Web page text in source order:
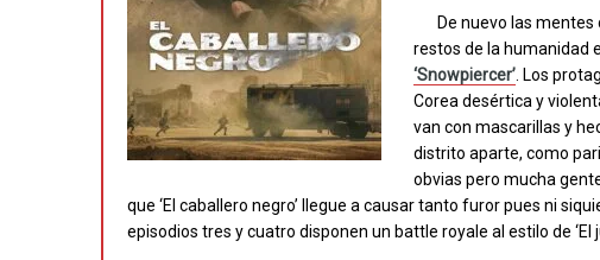
De nuevo las
restos de la humanidad
‘Snowpiercer’ . Los
Corea desértica y
van con mascarillas y
distrito aparte, como
obvias pero mucha
que ‘El caballero negro’ llegue a causar tanto furor pues ni
episodios tres y cuatro disponen un battle royale al estilo de ‘El